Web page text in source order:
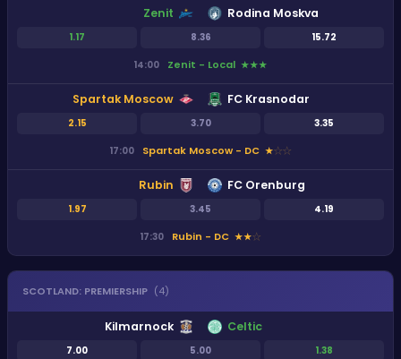
Zenit
1.17 8.36 15.72
Rodina Moskva
14:00 Zenit - Local ★★★
Spartak Moscow
2.15 3.70 3.35
FC Krasnodar
17:00 Spartak Moscow - DC ★★★
Rubin
1.97 3.45 4.19
FC Orenburg
17:30 Rubin - DC ★★★
SCOTLAND: PREMIERSHIP (4)
Kilmarnock
7.00 5.00 1.38
Celtic